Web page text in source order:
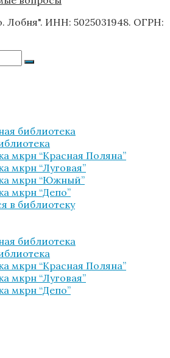
Лобня". ИНН: 5025031948. ОГРН:
библиотека
мкрн “Красная Поляна”
мкрн “Луговая”
мкрн “Южный”
мкрн “Депо”
в библиотеку
библиотека
мкрн “Красная Поляна”
мкрн “Луговая”
мкрн “Депо”